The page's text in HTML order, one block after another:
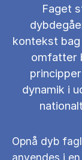
Faget
kontekst
omfatter
dynamik i
Opnå dyb